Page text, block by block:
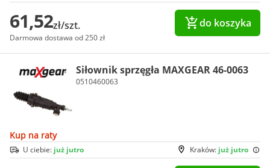
61,52zł/szt.
Darmowa dostawa od 250 zł
do koszyka
Siłownik sprzęgła MAXGEAR 46-0063
0510460063
Kup na raty
Kraków: już jutro
U ciebie: już jutro